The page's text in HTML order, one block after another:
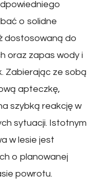
o solidne
dostosowaną do
oraz zapas wody i
Zabierając ze sobą
apteczkę,
szybką reakcję w
sytuacji. Istotnym
w lesie jest
o planowanej
powrotu.